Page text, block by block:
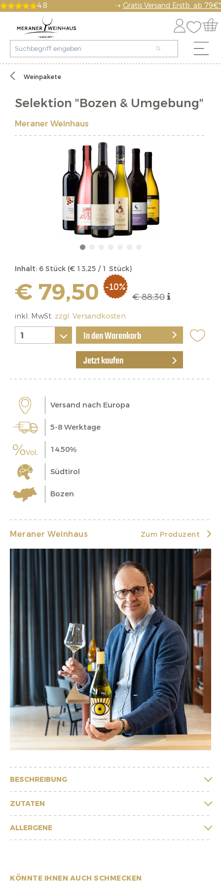
4.8 ➝ Gratis Versand Erstb. ab 79€*
Weinpakete
Selektion "Bozen & Umgebung"
Meraner Weinhaus
Inhalt: 6 Stück (€ 13,25 / 1 Stück)
€ 79,50 -10%
€ 88,30
inkl. MwSt. zzgl. Versandkosten
In den Warenkorb
Jetzt kaufen
Versand nach Europa
5-8 Werktage
14.50%
Südtirol
Bozen
Meraner Weinhaus Zum Produzent
BESCHREIBUNG
ZUTATEN
ALLERGENE
KÖNNTE IHNEN AUCH SCHMECKEN